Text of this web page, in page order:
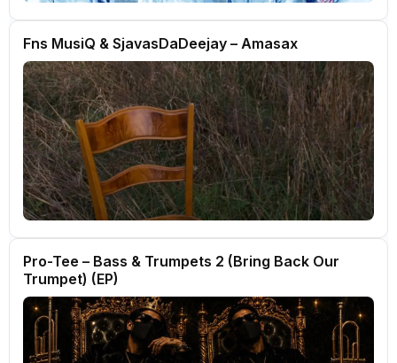
Fns MusiQ & SjavasDaDeejay – Amasax
Pro-Tee – Bass & Trumpets 2 (Bring Back Our
Trumpet) (EP)